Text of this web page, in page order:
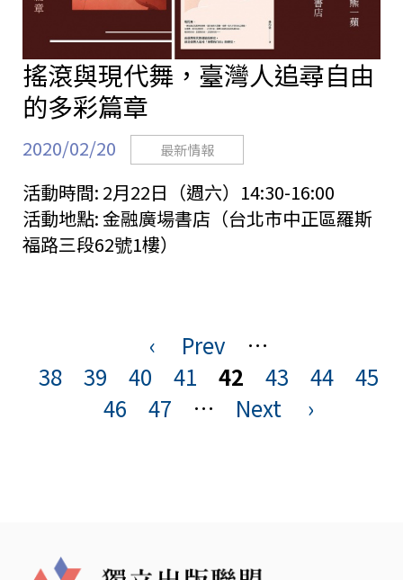
搖滾與現代舞，臺灣人追尋自由
的多彩篇章
2020/02/20 最新情報
活動時間: 2月22日（週六）14:30-16:00
活動地點:金融廣場書店（台北市中正區羅斯
福路三段62號1樓）
面
‹ Prev
…
38
39 40 41 42 43 44
45
46
47 … Next ›